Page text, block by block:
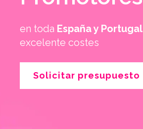
en toda España y Portugal
excelente costes
Solicitar presupuesto